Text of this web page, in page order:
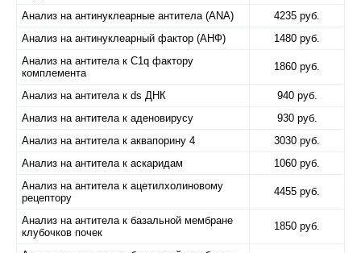
Анализ на антинуклеарные антитела (ANA)
4235 руб.
Анализ на антинуклеарный фактор (АНФ)
1480 руб.
Анализ на антитела к C1q фактору
комплемента
1860 руб.
Анализ на антитела к ds ДНК
940 руб.
Анализ на антитела к аденовирусу
930 руб.
Анализ на антитела к аквапорину 4
3030 руб.
Анализ на антитела к аскаридам
1060 руб.
Анализ на антитела к ацетилхолиновому
рецептору
4455 руб.
Анализ на антитела к базальной мембране
клубочков почек
1850 руб.